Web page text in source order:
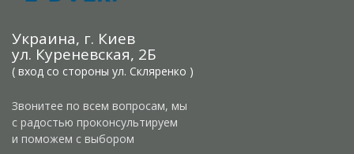
Украина, г. Киев
ул. Куреневская, 2Б
( вход со стороны ул. Скляренко )
Звонитее по всем вопросам, мы
с радостью проконсультируем
и поможем с выбором